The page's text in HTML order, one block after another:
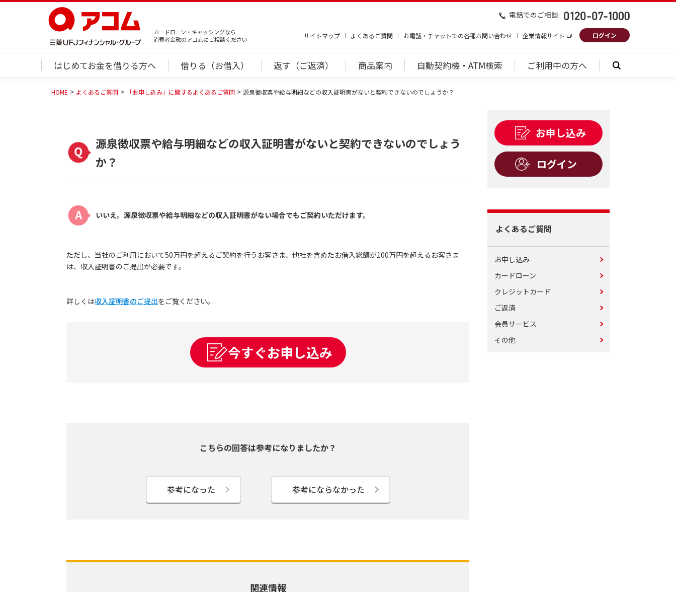
カードローン・キャッシングなら
消費者金融のアコムにご相談ください
電話でのご相談:
サイトマップ よくあるご質問 お電話・チャットでの各種お問い合わせ 企業情報サイト ログイン
はじめてお金を借りる方へ 借りる（お借入） 返す（ご返済） 商品案内 自動契約機・ATM検索 ご利用中の方へ
HOME よくあるご質問 「お申し込み」に関するよくあるご質問 源泉徴収票や給与明細などの収入証明書がないと契約できないのでしょうか？
源泉徴収票や給与明細などの収入証明書がないと契約できないのでしょう
か？
いいえ。源泉徴収票や給与明細などの収入証明書がない場合でもご契約いただけます。
ただし、当社のご利用において50万円を超えるご契約を行うお客さま、他社を含めたお借入総額が100万円を超えるお客さま
は、収入証明書のご提出が必要です。
詳しくは収入証明書のご提出をご覧ください。
今すぐお申し込み
こちらの回答は参考になりましたか？
参考になった 参考にならなかった
お申し込み
ログイン
よくあるご質問
お申し込み
カードローン
クレジットカード
ご返済
会員サービス
その他
関連情報